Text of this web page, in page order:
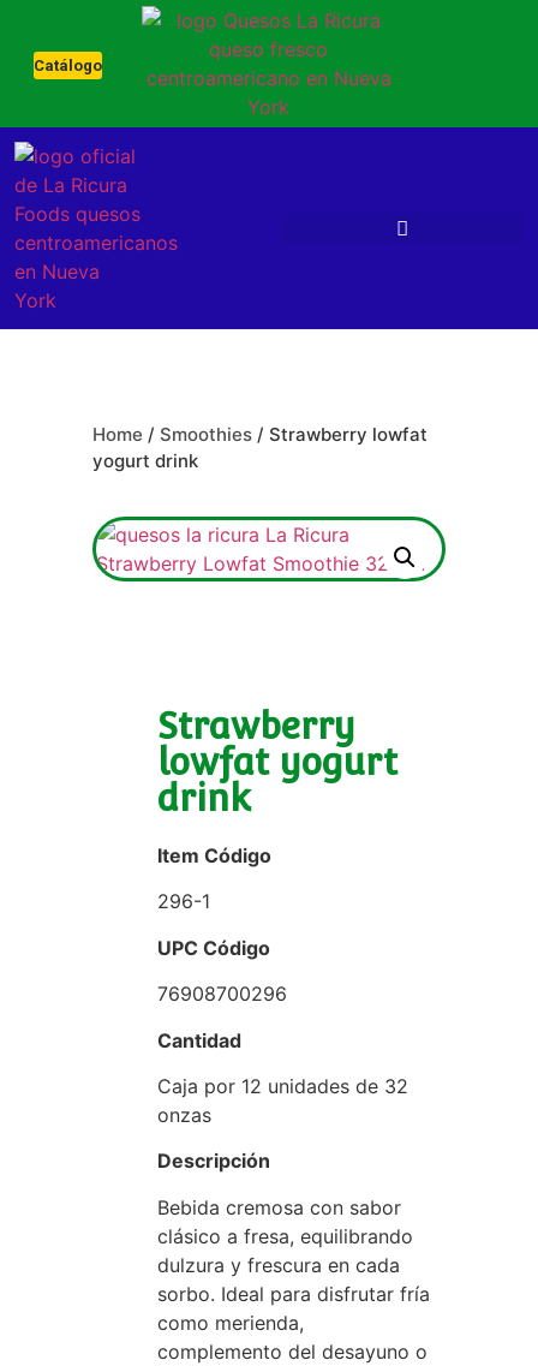
Catálogo
Home / Smoothies / Strawberry lowfat
yogurt drink
Strawberry
lowfat yogurt
drink
Item Código
296-1
UPC Código
76908700296
Cantidad
Caja por 12 unidades de 32
onzas
Descripción
Bebida cremosa con sabor
clásico a fresa, equilibrando
dulzura y frescura en cada
sorbo. Ideal para disfrutar fría
como merienda,
complemento del desayuno o